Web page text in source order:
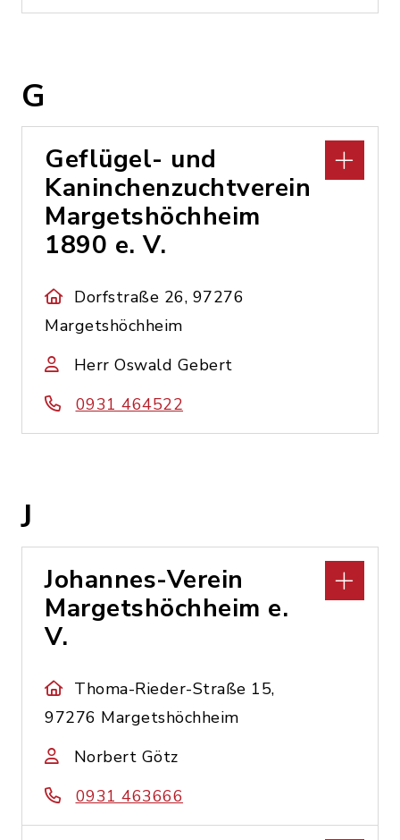
G
Geflügel- und
Kaninchenzuchtverein
Margetshöchheim
1890 e. V.
Dorfstraße 26, 97276
Margetshöchheim
Herr Oswald Gebert
0931 464522
J
Johannes-Verein
Margetshöchheim e.
V.
Thoma-Rieder-Straße 15,
97276 Margetshöchheim
Norbert Götz
0931 463666